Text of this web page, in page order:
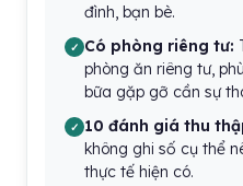
đình, bạn bè.
Có phòng riêng tư:
phòng ăn riêng tư,
bữa gặp gỡ cần sự
10 đánh giá thu
không ghi số cụ thể
thực tế hiện có.